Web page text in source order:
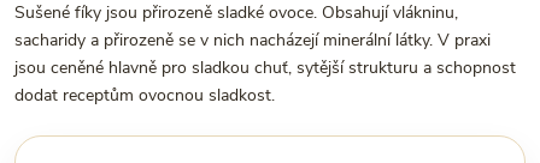
Sušené fíky jsou přirozeně sladké ovoce. Obsahují vlákninu,
sacharidy a přirozeně se v nich nacházejí minerální látky. V praxi
jsou ceněné hlavně pro sladkou chuť, sytější strukturu a schopnost
dodat receptům ovocnou sladkost.